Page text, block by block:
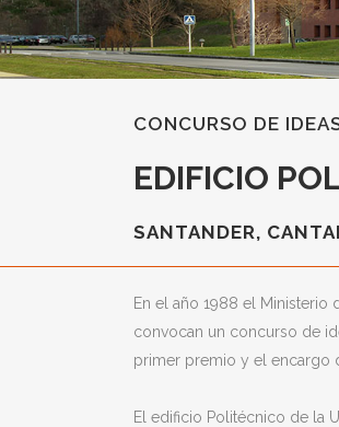
CONCURSO DE
EDIFICIO
SANTANDER,
En el año 1988 el Ministerio
convocan un concurso de
primer premio y el encargo
El edificio Politécnico de la